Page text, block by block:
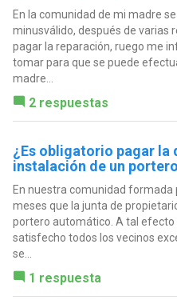
En la comunidad de mi madre
minusválido, después de varias
pagar la reparación, ruego me
tomar para que se puede
madre...
2 respuestas
¿Es obligatorio pagar la
instalación de un
En nuestra comunidad formada
meses que la junta de
portero automático. A tal efecto
satisfecho todos los vecinos
se...
1 respuesta